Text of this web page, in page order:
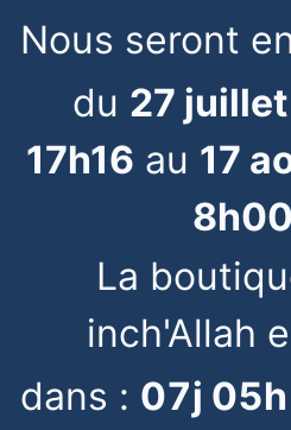
Nous seront
du 27
17h16 au 17
La
inch'Allah
dans : 07j 05h